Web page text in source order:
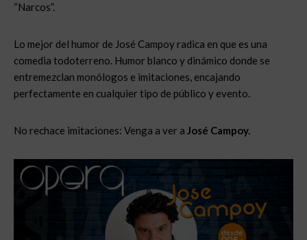
“Narcos”.
Lo mejor del humor de José Campoy radica en que es una
comedia todoterreno. Humor blanco y dinámico donde se
entremezclan monólogos e imitaciones, encajando
perfectamente en cualquier tipo de público y evento.
No rechace imitaciones: Venga a ver a José Campoy.